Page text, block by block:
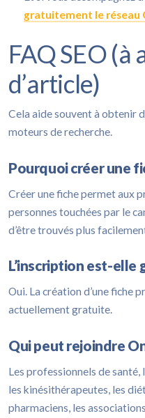
gratuitement le réseau
FAQ SEO
d’article)
Cela aide souvent à obtenir
moteurs de recherche.
Pourquoi créer une
Créer une fiche permet aux
personnes touchées par le
d’être trouvés plus
L’inscription est-elle
Oui. La création d’une fiche
actuellement gratuite.
Qui peut rejoindre
Les professionnels de santé,
les kinésithérapeutes, les
pharmaciens, les